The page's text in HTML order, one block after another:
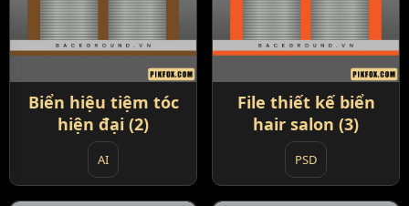
Biển hiệu tiệm tóc
hiện đại (2)
AI
File thiết kế biển
hair salon (3)
PSD